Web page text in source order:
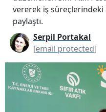
vererek iş
paylaştı.
Serpil Portakal
[email protected]